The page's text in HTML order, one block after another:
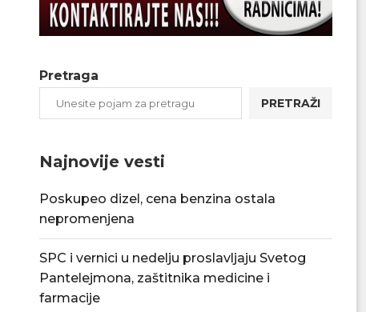
Pretraga
PRETRAŽI
Najnovije vesti
Poskupeo dizel, cena benzina ostala
nepromenjena
SPC i vernici u nedelju proslavljaju Svetog
Pantelejmona, zaštitnika medicine i
farmacije